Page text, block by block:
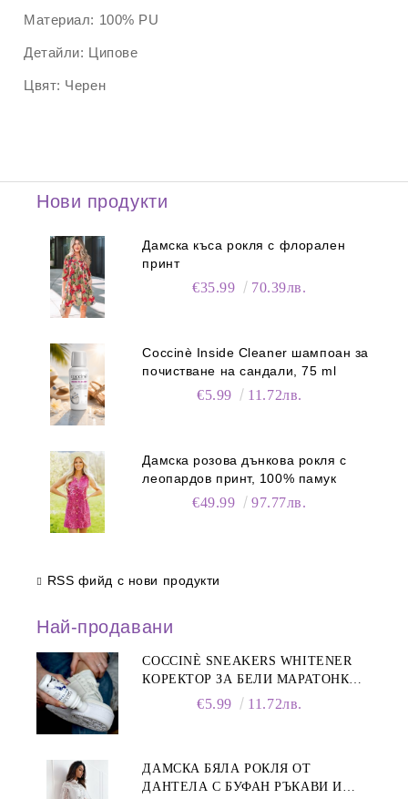
Материал: 100% PU
Детайли: Ципове
Цвят: Черен
Нови продукти
Дамска къса рокля с флорален
принт
€35.99 70.39лв.
Coccinè Inside Cleaner шампоан за
почистване на сандали, 75 ml
€5.99 11.72лв.
Дамска розова дънкова рокля с
леопардов принт, 100% памук
€49.99 97.77лв.
RSS фийд с нови продукти
Най-продавани
COCCINÈ SNEAKERS WHITENER
КОРЕКТОР ЗА БЕЛИ МАРАТОНКИ,
€5.99 11.72лв.
ДАМСКА БЯЛА РОКЛЯ ОТ
ДАНТЕЛА С БУФАН РЪКАВИ И